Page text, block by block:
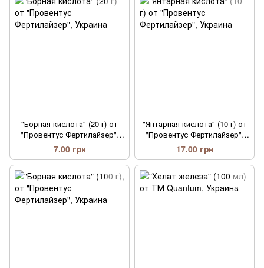
"Борная кислота" (20 г) от
"Провентус Фертилайзер",
Украина
7.00 грн
"Янтарная кислота" (10 г) от
"Провентус Фертилайзер",
Украина
17.00 грн